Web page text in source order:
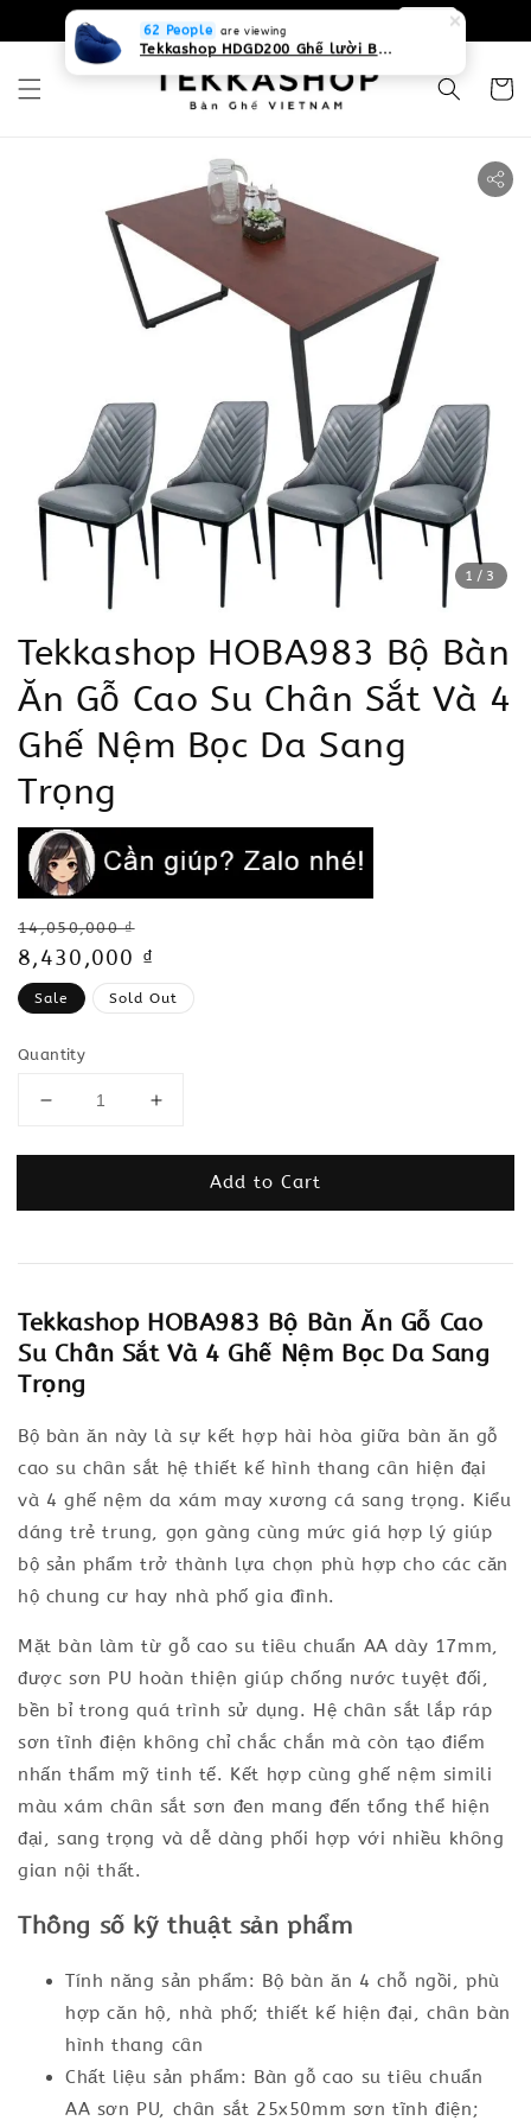
0931268840 Liên hệ với chúng tôi
1 /3
Tekkashop HOBA983 Bộ Bàn
Ăn Gỗ Cao Su Chân Sắt Và 4
Ghế Nệm Bọc Da Sang
Trọng
Regular
price
14,050,000 ₫
Sale
price
8,430,000 ₫
Sale Sold Out
Quantity
Add to Cart
Tekkashop HOBA983 Bộ Bàn Ăn Gỗ Cao
Su Chân Sắt Và 4 Ghế Nệm Bọc Da Sang
Trọng
Bộ bàn ăn này là sự kết hợp hài hòa giữa bàn ăn gỗ
cao su chân sắt hệ thiết kế hình thang cân hiện đại
và 4 ghế nệm da xám may xương cá sang trọng. Kiểu
dáng trẻ trung, gọn gàng cùng mức giá hợp lý giúp
bộ sản phẩm trở thành lựa chọn phù hợp cho các căn
hộ chung cư hay nhà phố gia đình.
Mặt bàn làm từ gỗ cao su tiêu chuẩn AA dày 17mm,
được sơn PU hoàn thiện giúp chống nước tuyệt đối,
bền bỉ trong quá trình sử dụng. Hệ chân sắt lắp ráp
sơn tĩnh điện không chỉ chắc chắn mà còn tạo điểm
nhấn thẩm mỹ tinh tế. Kết hợp cùng ghế nệm simili
màu xám chân sắt sơn đen mang đến tổng thể hiện
đại, sang trọng và dễ dàng phối hợp với nhiều không
gian nội thất.
Thông số kỹ thuật sản phẩm
Tính năng sản phẩm: Bộ bàn ăn 4 chỗ ngồi, phù
hợp căn hộ, nhà phố; thiết kế hiện đại, chân bàn
hình thang cân
Chất liệu sản phẩm: Bàn gỗ cao su tiêu chuẩn
AA sơn PU, chân sắt 25x50mm sơn tĩnh điện;
62 People are viewing
Tekkashop HDGD200 Ghế lười Beanbag form truyền thống, chất liệu Olefin canvas kháng nước, màu xanh biển, có thể sử dụng trong nhà và cả ngoài trời, có quai xách